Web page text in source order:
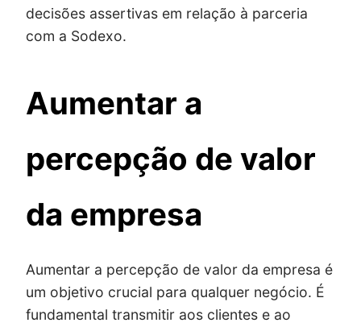
decisões assertivas em relação à parceria
com a Sodexo.
Aumentar a
percepção de valor
da empresa
Aumentar a percepção de valor da empresa é
um objetivo crucial para qualquer negócio. É
fundamental transmitir aos clientes e ao